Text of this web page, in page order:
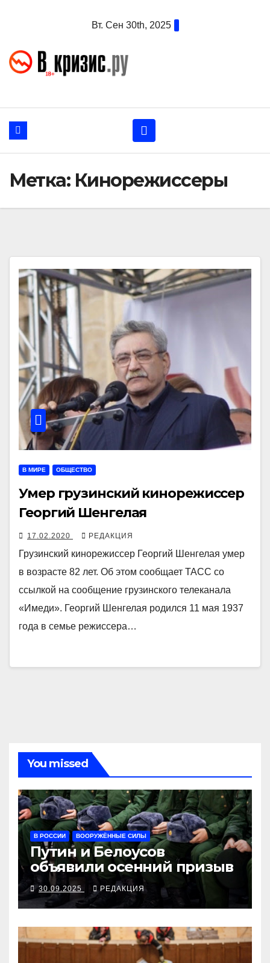
Вт. Сен 30th, 2025
Метка: Кинорежиссеры
В МИРЕ ОБЩЕСТВО
Умер грузинский кинорежиссер
Георгий Шенгелая
17.02.2020 РЕДАКЦИЯ
Грузинский кинорежиссер Георгий Шенгелая умер
в возрасте 82 лет. Об этом сообщает ТАСС со
ссылкой на сообщение грузинского телеканала
«Имеди». Георгий Шенгелая родился 11 мая 1937
года в семье режиссера…
You missed
В РОССИИ ВООРУЖЁННЫЕ СИЛЫ
Путин и Белоусов
объявили осенний призыв
30.09.2025 РЕДАКЦИЯ